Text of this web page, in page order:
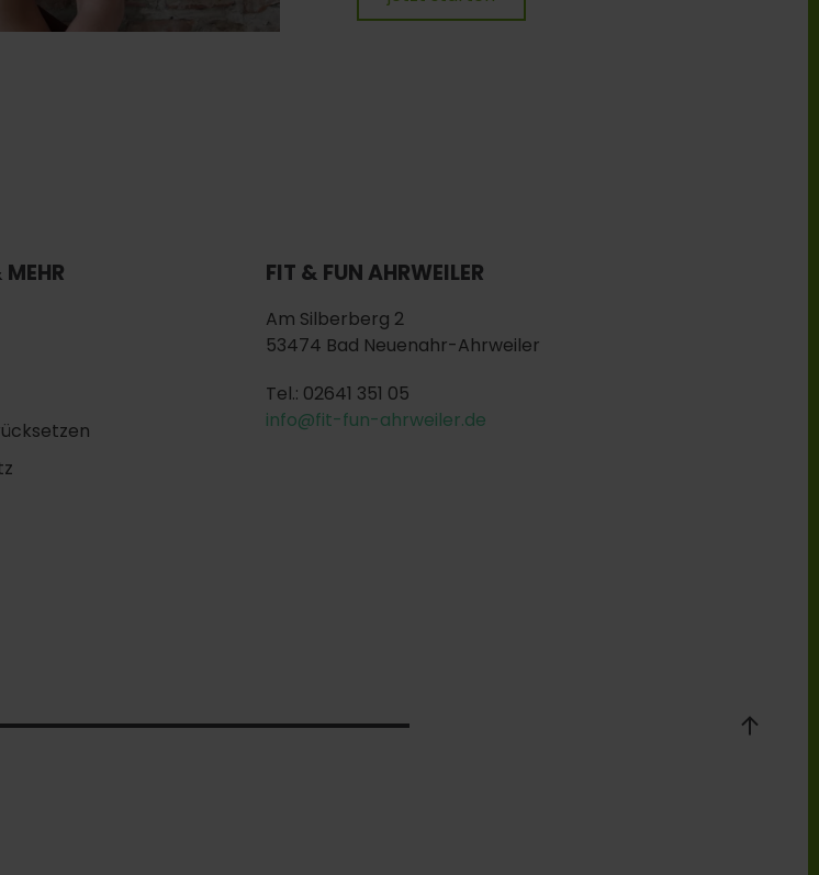
FIT & FUN AHRWEILER
Am Silberberg 2
53474 Bad Neuenahr-Ahrweiler
Tel.: 02641 351 05
info@fit-fun-ahrweiler.de